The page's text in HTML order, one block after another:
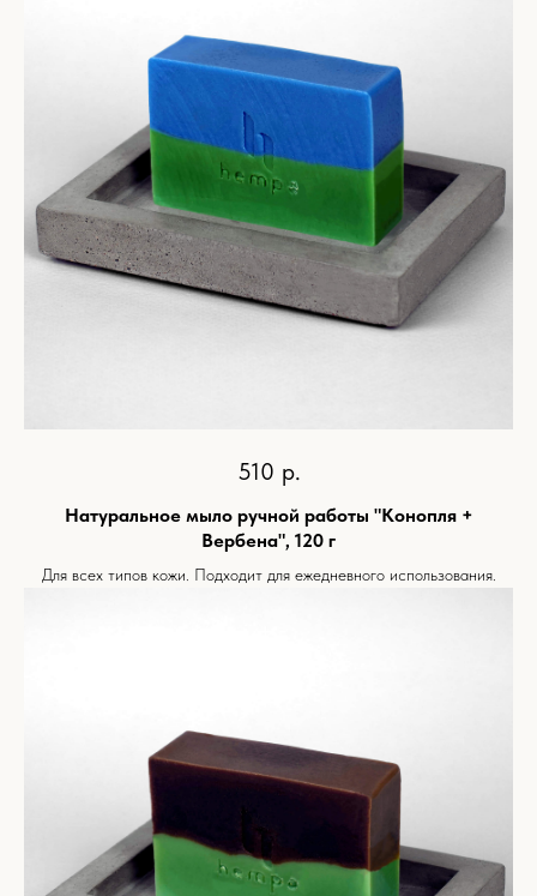
510 р.
Натуральное мыло ручной работы "Конопля +
Вербена", 120 г
Для всех типов кожи. Подходит для ежедневного использования.